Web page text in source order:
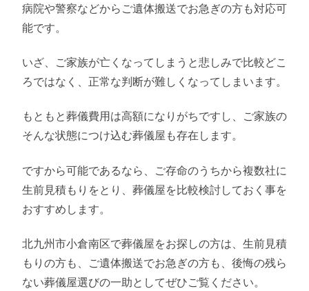
病院や警察などからご遺体搬送でお急ぎの方も対応可
能です。
いざ、ご家族が亡くなってしまうと悲しみで比較どこ
ろではなく、正常な判断が難しくなってしまいます。
もともと葬儀費用は高額になりがちですし、ご家族の
そんな状態につけ込む葬儀屋も存在します。
ですから可能であるなら、ご存命のうちから複数社に
生前見積もりをとり、葬儀屋を比較検討しておく事を
おすすめします。
北九州市小倉南区で葬儀屋をお探しの方は、生前見積
もりの方も、ご遺体搬送でお急ぎの方も、後悔の残ら
ない葬儀屋選びの一助としてぜひご覧ください。